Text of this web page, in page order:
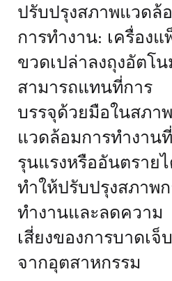
ปรับปรุงสภาพแวดล้
การทำงาน: เครื่องแ
ขวดเปล่าลงถุงอัตโ
สามารถแทนที่การ
บรรจุด้วยมือในสภาพ
แวดล้อมการทำงานที่
รุนแรงหรืออันตราย
ทำให้ปรับปรุงสภาพ
ทำงานและลดความ
เสี่ยงของการบาดเจ็บ
จากอุตสาหกรรม